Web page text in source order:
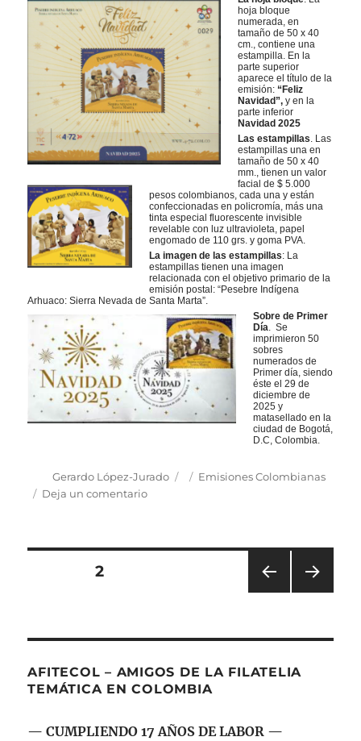
hoja bloque
numerada, en
tamaño de 50 x 40
cm., contiene una
estampilla. En la
parte superior
aparece el título de la
emisión:“Feliz
Navidad”,y en la
parte inferior
Navidad 2025
Las estampillas. Las
estampillas una en
tamaño de 50 x 40
mm., tienen un valor
facial de $ 5.000
pesos colombianos, cada una y están
confeccionadas en policromía, más una
tinta especial fluorescente invisible
revelable con luz ultravioleta, papel
engomado de 110 grs. y goma PVA.
La imagen de las estampillas: La
estampillas tienen una imagen
relacionada con el objetivo primario de la
emisión postal: “Pesebre Indígena
Arhuaco: Sierra Nevada de Santa Marta”.
Sobre de Primer
Día. Se
imprimieron 50
sobres
numerados de
Primer día, siendo
éste el 29 de
diciembre de
2025 y
matasellado en la
ciudad de Bogotá,
D.C, Colombia.
Autor
Gerardo López-Jurado
Publicado
Categorías
Emisiones Colombianas
Deja un comentarioen
Marta”·
Navegación
entradas
ERIO
R
PÁGINA2
NA
AFITECOL – AMIGOS DE LA FILATELIA
TEMÁTICA EN COLOMBIA
— CUMPLIENDO 17 AÑOS DE LABOR —